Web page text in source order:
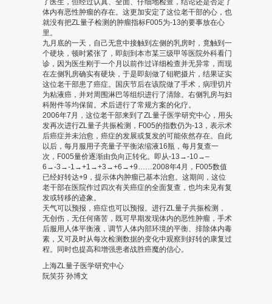
了医生，但经过认真、全面、仔细地检查，结论还是否定了
体内有恶性肿瘤的存在。这更加安定了这位老干部的心，也
就没有把ZL量子检测的肿瘤指标F005为-13的要事放在心
里。
九月底的一天，自己无意中接触到左侧的乳房时，竟触到一
个硬块，顿时紧张了，即刻到本市某三级甲等医院外科看门
诊，因为医生刚于一个月以前作过详细检查并无异常，而现
在左侧乳房确实有硬块，于是即刻做了钼靶摄片，结果证实
这位老干部患了癌症。国庆节后在该院做了手术，病理切片
为粘液癌，并对周围淋巴等组织进行了清除。右侧乳房与妇
科附件等均保留。术后进行了常规方案的化疗。
2006年7月，这位老干部来到了ZL量子医学研究中心，用头
发再次进行ZL量子共振检测，F005的指数仍为-13，表示术
后癌症并未治愈，癌症的发展或复发的可能依然存在。自此
以后，每月服用子亮量子平衡浓缩液16瓶，每月复查一
次，F005量价逐渐由负向正转化。即从-13→-10→–
6→-3→-1→+1→+3→+6→+9……2008年4月，F005数值
已经好转达+9，提示体内肿瘤已基本治愈。这期间，这位
老干部在医院作过四次有关癌症的全面复查，也均未见有复
发或转移的迹象。
天气可以预报，癌症也可以预报。进行ZL量子共振检测，
无创伤，无任何痛苦，既可早期发现体内的恶性肿瘤，手术
后服用人体平衡液，调节人体内部环境的平衡、排除体内毒
素，又可及时从每次检测数据的变化中观察到好转的康复过
程。同时也提高和增强患者战胜癌魔的信心。
上海ZL量子医学研究中心
阮笑芬 孙博文